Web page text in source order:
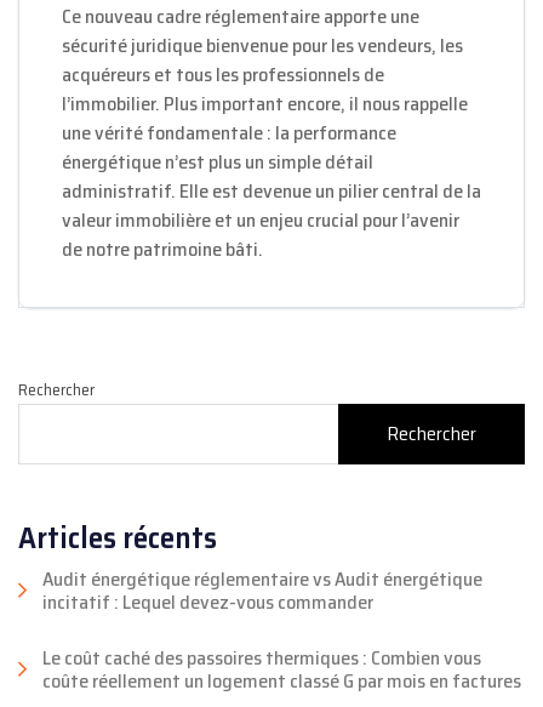
Ce nouveau cadre réglementaire apporte une
sécurité juridique bienvenue pour les vendeurs, les
acquéreurs et tous les professionnels de
l’immobilier. Plus important encore, il nous rappelle
une vérité fondamentale : la performance
énergétique n’est plus un simple détail
administratif. Elle est devenue un pilier central de la
valeur immobilière et un enjeu crucial pour l’avenir
de notre patrimoine bâti.
Rechercher
Rechercher
Articles récents
Audit énergétique réglementaire vs Audit énergétique
incitatif : Lequel devez-vous commander
Le coût caché des passoires thermiques : Combien vous
coûte réellement un logement classé G par mois en factures